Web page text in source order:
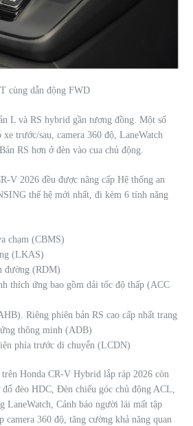
cùng dẫn động FWD
L và RS hybrid gần tương đồng. Một số
trước/sau, camera 360 độ, LaneWatch
RS hơn ở đèn vào cua chủ động.
V 2026 đều được nâng cấp Hệ thống an
thế hệ mới nhất, đi kèm 6 tính năng
chạm (CBMS)
(LKAS)
đường (RDM)
thích ứng bao gồm dải tốc độ thấp (ACC
Riêng phiên bản RS cao cấp nhất trang
thông minh (ADB)
phía trước di chuyển (LCDN)
Honda CR-V Hybrid lắp ráp 2026 còn
đèo HDC, Đèn chiếu góc chủ động ACL,
LaneWatch, Cảnh báo người lái mất tập
camera 360 độ, tăng cường khả năng quan